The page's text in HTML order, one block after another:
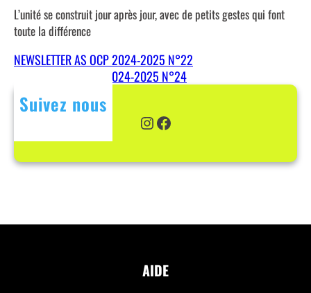
L’unité se construit jour après jour, avec de petits gestes qui font
toute la différence
NEWSLETTER AS OCP 2024-2025 N°22
Newsletter AS OCP 2024-2025 N°24
Suivez nous
Instagram Facebook
AIDE